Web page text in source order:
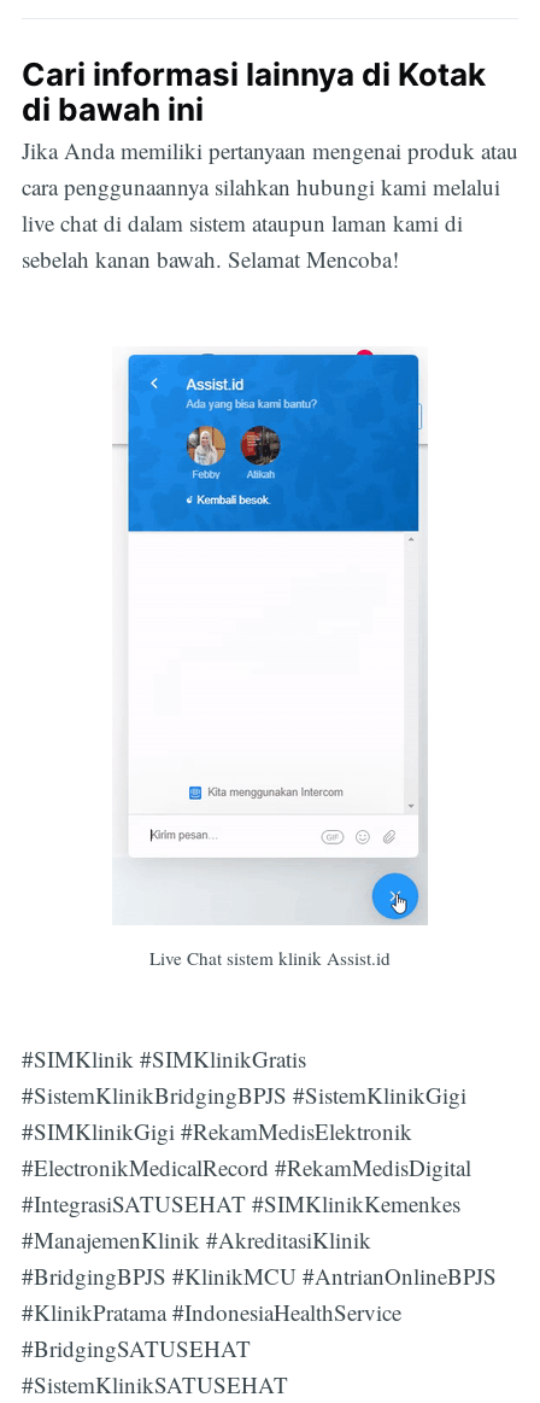
Cari informasi lainnya di Kotak
di bawah ini
Jika Anda memiliki pertanyaan mengenai produk atau
cara penggunaannya silahkan hubungi kami melalui
live chat di dalam sistem ataupun laman kami di
sebelah kanan bawah. Selamat Mencoba!
Live Chat sistem klinik Assist.id
#SIMKlinik #SIMKlinikGratis
#SistemKlinikBridgingBPJS #SistemKlinikGigi
#SIMKlinikGigi #RekamMedisElektronik
#ElectronikMedicalRecord #RekamMedisDigital
#IntegrasiSATUSEHAT #SIMKlinikKemenkes
#ManajemenKlinik #AkreditasiKlinik
#BridgingBPJS #KlinikMCU #AntrianOnlineBPJS
#KlinikPratama #IndonesiaHealthService
#BridgingSATUSEHAT
#SistemKlinikSATUSEHAT